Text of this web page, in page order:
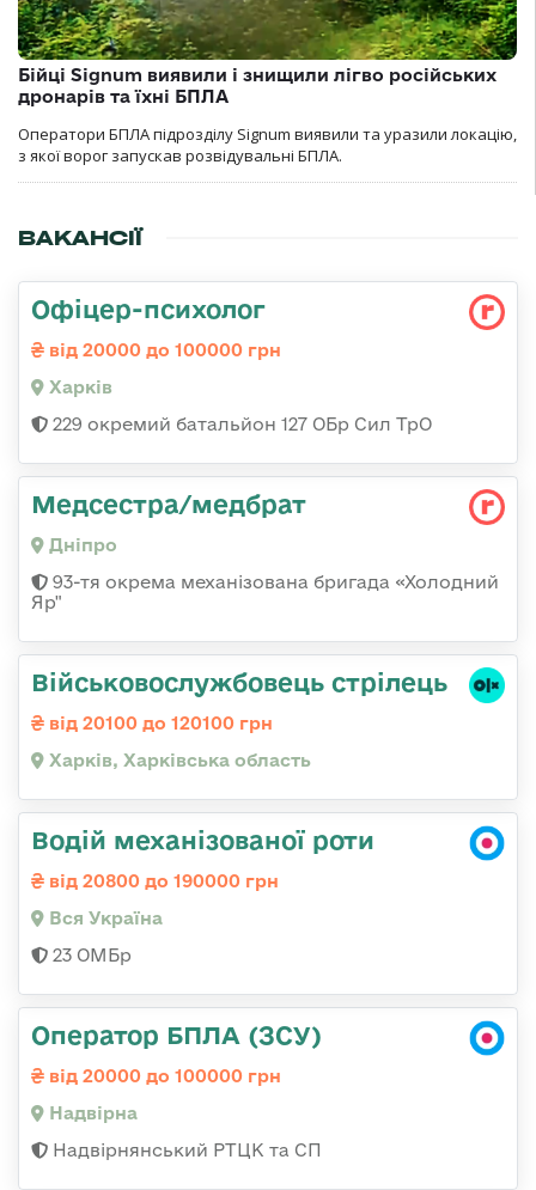
Бійці Signum виявили і знищили лігво російських
дронарів та їхні БПЛА
Оператори БПЛА підрозділу Signum виявили та уразили локацію,
з якої ворог запускав розвідувальні БПЛА.
ВАКАНСІЇ
Офіцер-психолог
від 20000 до 100000 грн
Харків
229 окремий батальйон 127 ОБр Сил ТрО
Медсестра/медбрат
Дніпро
93-тя окрема механізована бригада «Холодний
Яр"
Військовослужбовець стрілець
від 20100 до 120100 грн
Харків, Харківська область
Водій механізованої роти
від 20800 до 190000 грн
Вся Україна
23 ОМБр
Оператор БПЛА (ЗСУ)
від 20000 до 100000 грн
Надвірна
Надвірнянський РТЦК та СП